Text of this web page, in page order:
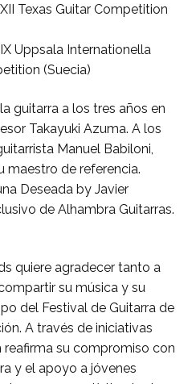
Texas Guitar Competition
Uppsala Internationella
(Suecia)
guitarra a los tres años en
Takayuki Azuma. A los
Manuel Babiloni,
maestro de referencia.
Deseada by Javier
de Alhambra Guitarras.
quiere agradecer tanto a
su música y su
del Festival de Guitarra de
A través de iniciativas
su compromiso con
y el apoyo a jóvenes